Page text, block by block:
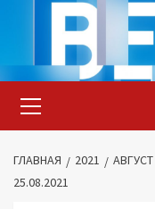
содержимому
меню
ГЛАВНАЯ 2021 АВГУСТ
25.08.2021